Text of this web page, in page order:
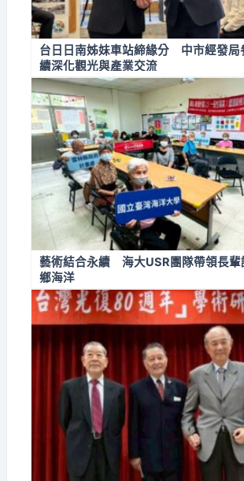
台日日南姊妹車站締緣分 中市經發局
續深化觀光與產業交流
藝術結合永續 海大USR團隊帶領長輩
鄉海洋